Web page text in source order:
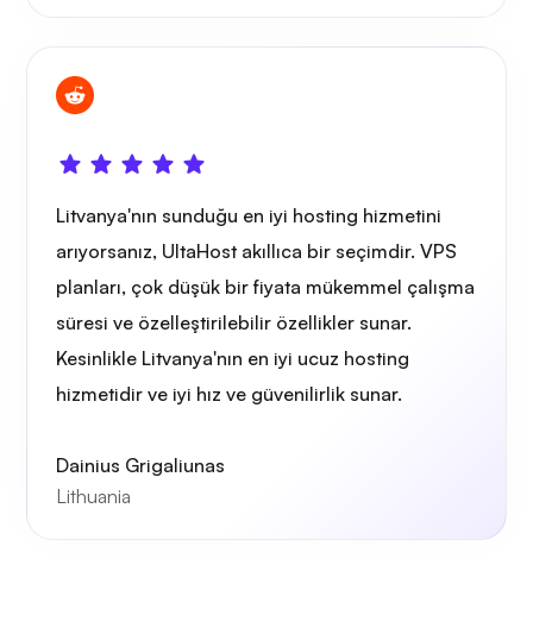
Litvanya'nın sunduğu en iyi hosting hizmetini
arıyorsanız, UltaHost akıllıca bir seçimdir. VPS
planları, çok düşük bir fiyata mükemmel çalışma
süresi ve özelleştirilebilir özellikler sunar.
Kesinlikle Litvanya'nın en iyi ucuz hosting
hizmetidir ve iyi hız ve güvenilirlik sunar.
Dainius Grigaliunas
Lithuania